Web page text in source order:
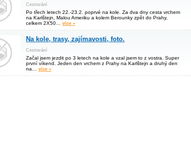
Cestování
Po třech letech 22.-23.2. poprvé na kole. Za dva dny cesta vrchem
na Karlštejn, Malou Ameriku a kolem Berounky zpět do Prahy,
celkem 2X50… více »
Na kole, trasy, zajímavosti, foto.
Cestování
Začal jsem jezdit po 3 letech na kole a vzal jsem to z vostra. Super
první víkend. Jeden den vrchem z Prahy na Karlštejn a druhý den
na… více »